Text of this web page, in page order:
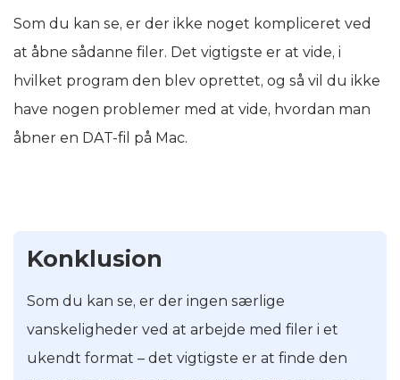
Som du kan se, er der ikke noget kompliceret ved
at åbne sådanne filer. Det vigtigste er at vide, i
hvilket program den blev oprettet, og så vil du ikke
have nogen problemer med at vide, hvordan man
åbner en DAT-fil på Mac.
Konklusion
Som du kan se, er der ingen særlige
vanskeligheder ved at arbejde med filer i et
ukendt format – det vigtigste er at finde den